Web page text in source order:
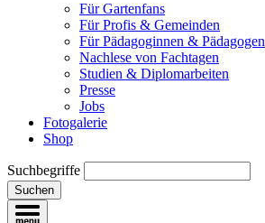
Für Gartenfans
Für Profis & Gemeinden
Für Pädagoginnen & Pädagogen
Nachlese von Fachtagen
Studien & Diplomarbeiten
Presse
Jobs
Fotogalerie
Shop
Suchbegriffe
Suchen